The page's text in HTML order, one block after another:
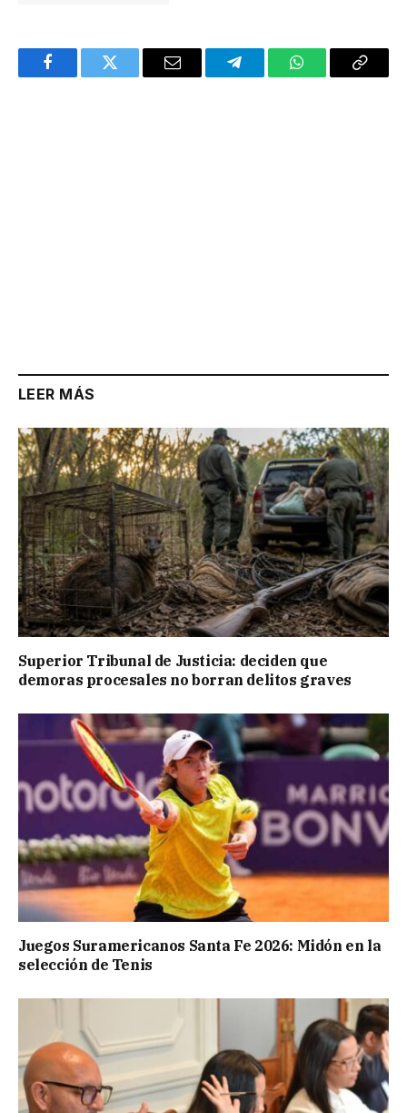
FacebookTwitter Email TelegramWhatsAppCopy
LEER MÁS
Superior Tribunal de Justicia: deciden que
demoras procesales no borran delitos graves
Juegos Suramericanos Santa Fe 2026: Midón en la
selección de Tenis